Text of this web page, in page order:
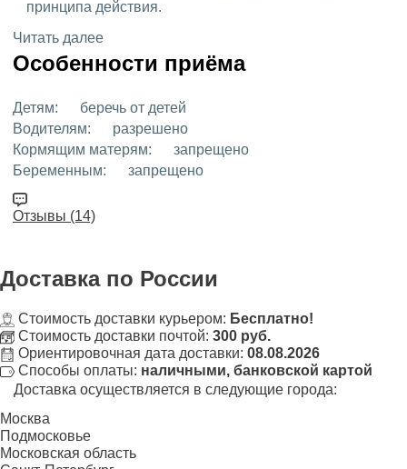
принципа действия.
Читать далее
Особенности приёма
Детям:
беречь от детей
Водителям:
разрешено
Кормящим матерям:
запрещено
Беременным:
запрещено
Отзывы (14)
Доставка по России
Стоимость доставки курьером: Бесплатно!
Стоимость доставки почтой: 300 руб.
Ориентировочная дата доставки: 08.08.2026
Способы оплаты: наличными, банковской картой
Доставка осуществляется в следующие города:
Москва
Подмосковье
Московская область